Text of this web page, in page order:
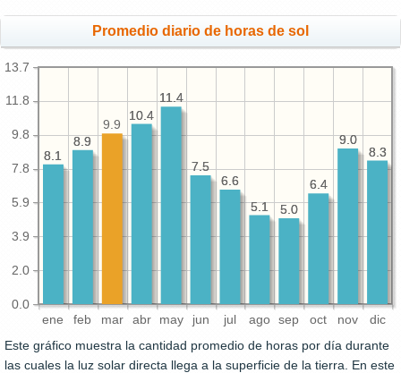
Promedio diario de horas de sol
ene feb mar abr may jun jul ago sep oct nov dic
0.0
2.0
3.9
5.9
7.8
9.8
11.8
13.7
8.3
9.0
6.4
5.0
5.1
6.6
7.5
11.4
10.4
8.9
8.1
8.3
9.0
6.4
5.0
5.1
6.6
7.5
11.4
10.4
9.9
8.9
8.1
Este gráfico muestra la cantidad promedio de horas por día durante
las cuales la luz solar directa llega a la superficie de la tierra. En este